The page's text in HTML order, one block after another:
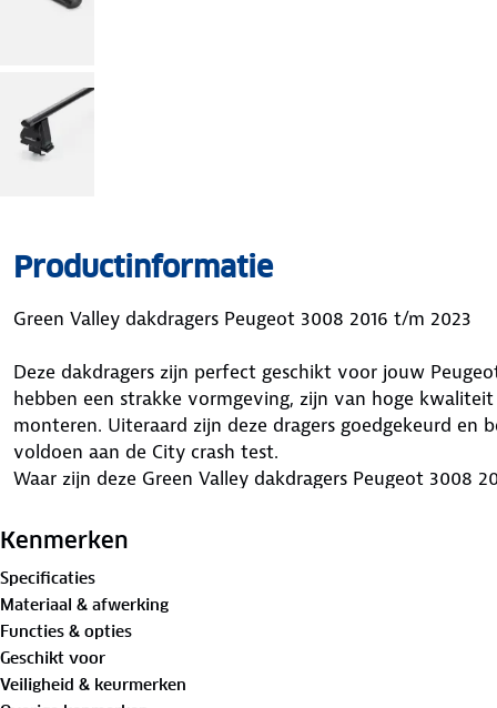
Productinformatie
Green Valley dakdragers Peugeot 3008 2016 t/m 2023
Deze dakdragers zijn perfect geschikt voor jouw
hebben een strakke vormgeving, zijn van hoge
monteren. Uiteraard zijn deze dragers goedgekeurd en
voldoen aan de City crash test.
Waar zijn deze Green Valley dakdragers Peugeot 3008
Dakdragers zijn ideaal om wat extra bagage op
vakantie. De stangen zijn van staal gemaakt, dit zorgt
van 75kg (let op de maximale daklast voertuig). De
zijn binnen 10 minuten geïnstalleerd.
Voordelen van deze Green Valley dakdragers Peugeot
Kenmerken
Specificaties
Materiaal & afwerking
Functies & opties
Geschikt voor
Veiligheid & keurmerken